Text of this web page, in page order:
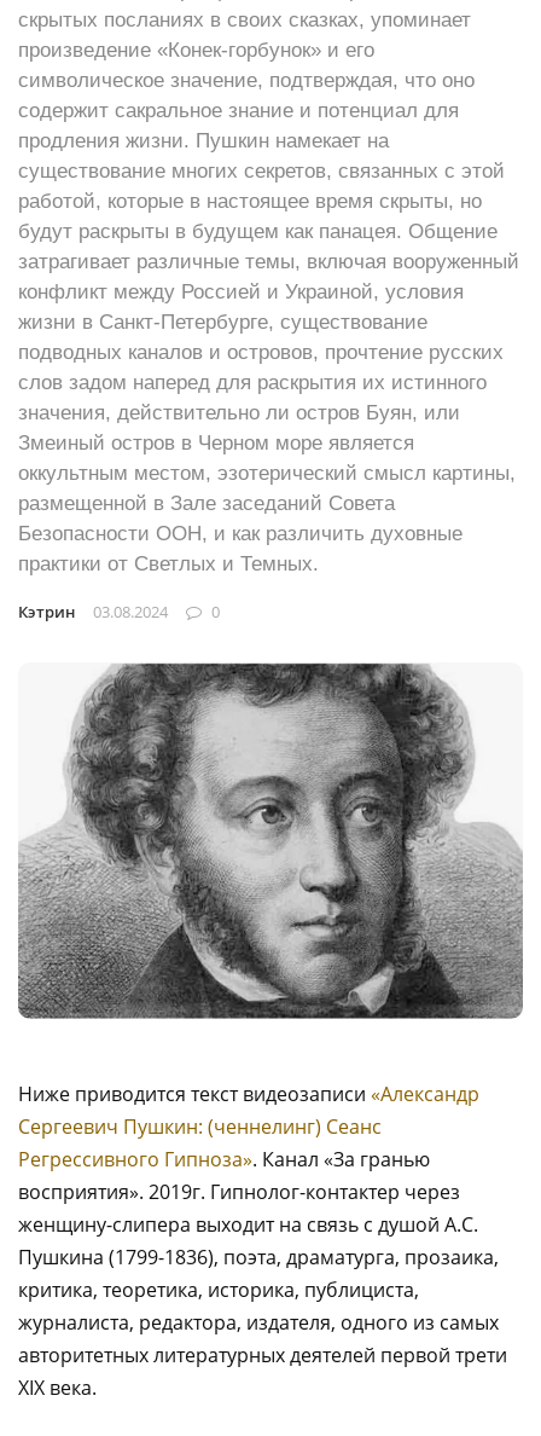
скрытых посланиях в своих сказках, упоминает
произведение «Конек-горбунок» и его
символическое значение, подтверждая, что оно
содержит сакральное знание и потенциал для
продления жизни. Пушкин намекает на
существование многих секретов, связанных с этой
работой, которые в настоящее время скрыты, но
будут раскрыты в будущем как панацея. Общение
затрагивает различные темы, включая вооруженный
конфликт между Россией и Украиной, условия
жизни в Санкт-Петербурге, существование
подводных каналов и островов, прочтение русских
слов задом наперед для раскрытия их истинного
значения, действительно ли остров Буян, или
Змеиный остров в Черном море является
оккультным местом, эзотерический смысл картины,
размещенной в Зале заседаний Совета
Безопасности ООН, и как различить духовные
практики от Светлых и Темных.
Кэтрин 03.08.2024 0
Ниже приводится текст видеозаписи «Александр
Сергеевич Пушкин: (ченнелинг) Сеанс
Регрессивного Гипноза». Канал «За гранью
восприятия». 2019г. Гипнолог-контактер через
женщину-слипера выходит на связь с душой А.С.
Пушкина (1799-1836), поэта, драматурга, прозаика,
критика, теоретика, историка, публициста,
журналиста, редактора, издателя, одного из самых
авторитетных литературных деятелей первой трети
XIX века.